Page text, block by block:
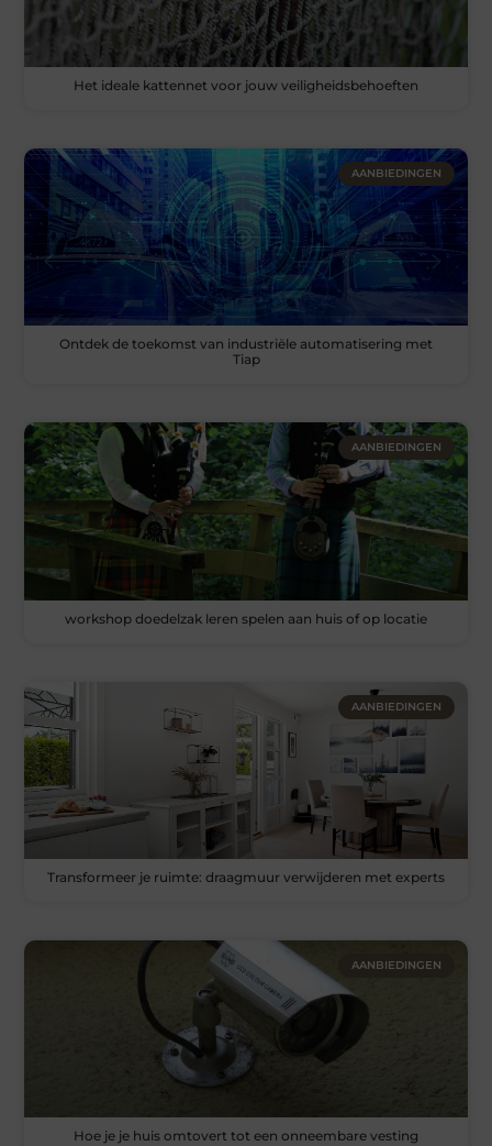
Het ideale kattennet voor jouw veiligheidsbehoeften
AANBIEDINGEN
Ontdek de toekomst van industriële automatisering met
Tiap
AANBIEDINGEN
workshop doedelzak leren spelen aan huis of op locatie
AANBIEDINGEN
Transformeer je ruimte: draagmuur verwijderen met experts
AANBIEDINGEN
Hoe je je huis omtovert tot een onneembare vesting